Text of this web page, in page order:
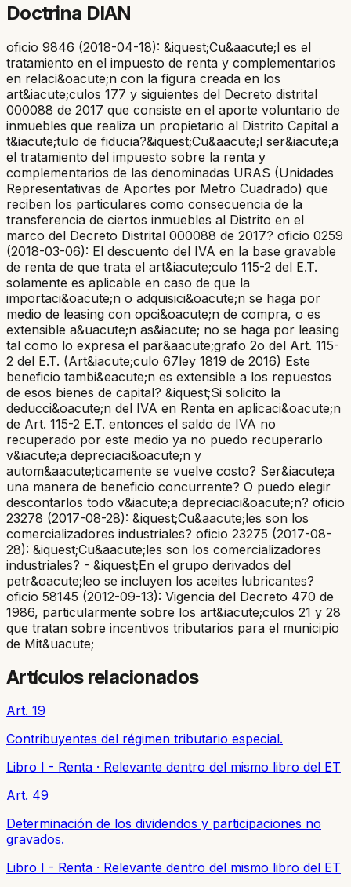
Doctrina DIAN
oficio 9846 (2018-04-18): &iquest;Cu&aacute;l es el
tratamiento en el impuesto de renta y complementarios
en relaci&oacute;n con la figura creada en los
art&iacute;culos 177 y siguientes del Decreto distrital
000088 de 2017 que consiste en el aporte voluntario de
inmuebles que realiza un propietario al Distrito Capital a
t&iacute;tulo de fiducia?&iquest;Cu&aacute;l ser&iacute;a
el tratamiento del impuesto sobre la renta y
complementarios de las denominadas URAS (Unidades
Representativas de Aportes por Metro Cuadrado) que
reciben los particulares como consecuencia de la
transferencia de ciertos inmuebles al Distrito en el
marco del Decreto Distrital 000088 de 2017? oficio 0259
(2018-03-06): El descuento del IVA en la base gravable
de renta de que trata el art&iacute;culo 115-2 del E.T.
solamente es aplicable en caso de que la
importaci&oacute;n o adquisici&oacute;n se haga por
medio de leasing con opci&oacute;n de compra, o es
extensible a&uacute;n as&iacute; no se haga por leasing
tal como lo expresa el par&aacute;grafo 2o del Art. 115-
2 del E.T. (Art&iacute;culo 67ley 1819 de 2016) Este
beneficio tambi&eacute;n es extensible a los repuestos
de esos bienes de capital? &iquest;Si solicito la
deducci&oacute;n del IVA en Renta en aplicaci&oacute;n
de Art. 115-2 E.T. entonces el saldo de IVA no
recuperado por este medio ya no puedo recuperarlo
v&iacute;a depreciaci&oacute;n y
autom&aacute;ticamente se vuelve costo? Ser&iacute;a
una manera de beneficio concurrente? O puedo elegir
descontarlos todo v&iacute;a depreciaci&oacute;n? oficio
23278 (2017-08-28): &iquest;Cu&aacute;les son los
comercializadores industriales? oficio 23275 (2017-08-
28): &iquest;Cu&aacute;les son los comercializadores
industriales? - &iquest;En el grupo derivados del
petr&oacute;leo se incluyen los aceites lubricantes?
oficio 58145 (2012-09-13): Vigencia del Decreto 470 de
1986, particularmente sobre los art&iacute;culos 21 y 28
que tratan sobre incentivos tributarios para el municipio
de Mit&uacute;
Artículos relacionados
Art. 19
Contribuyentes del régimen tributario especial.
Libro I - Renta · Relevante dentro del mismo libro del ET
Art. 49
Determinación de los dividendos y participaciones no
gravados.
Libro I - Renta · Relevante dentro del mismo libro del ET